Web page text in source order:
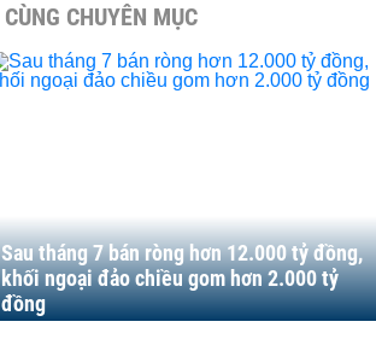
CÙNG CHUYÊN MỤC
Sau tháng 7 bán ròng hơn 12.000 tỷ đồng,
khối ngoại đảo chiều gom hơn 2.000 tỷ
đồng